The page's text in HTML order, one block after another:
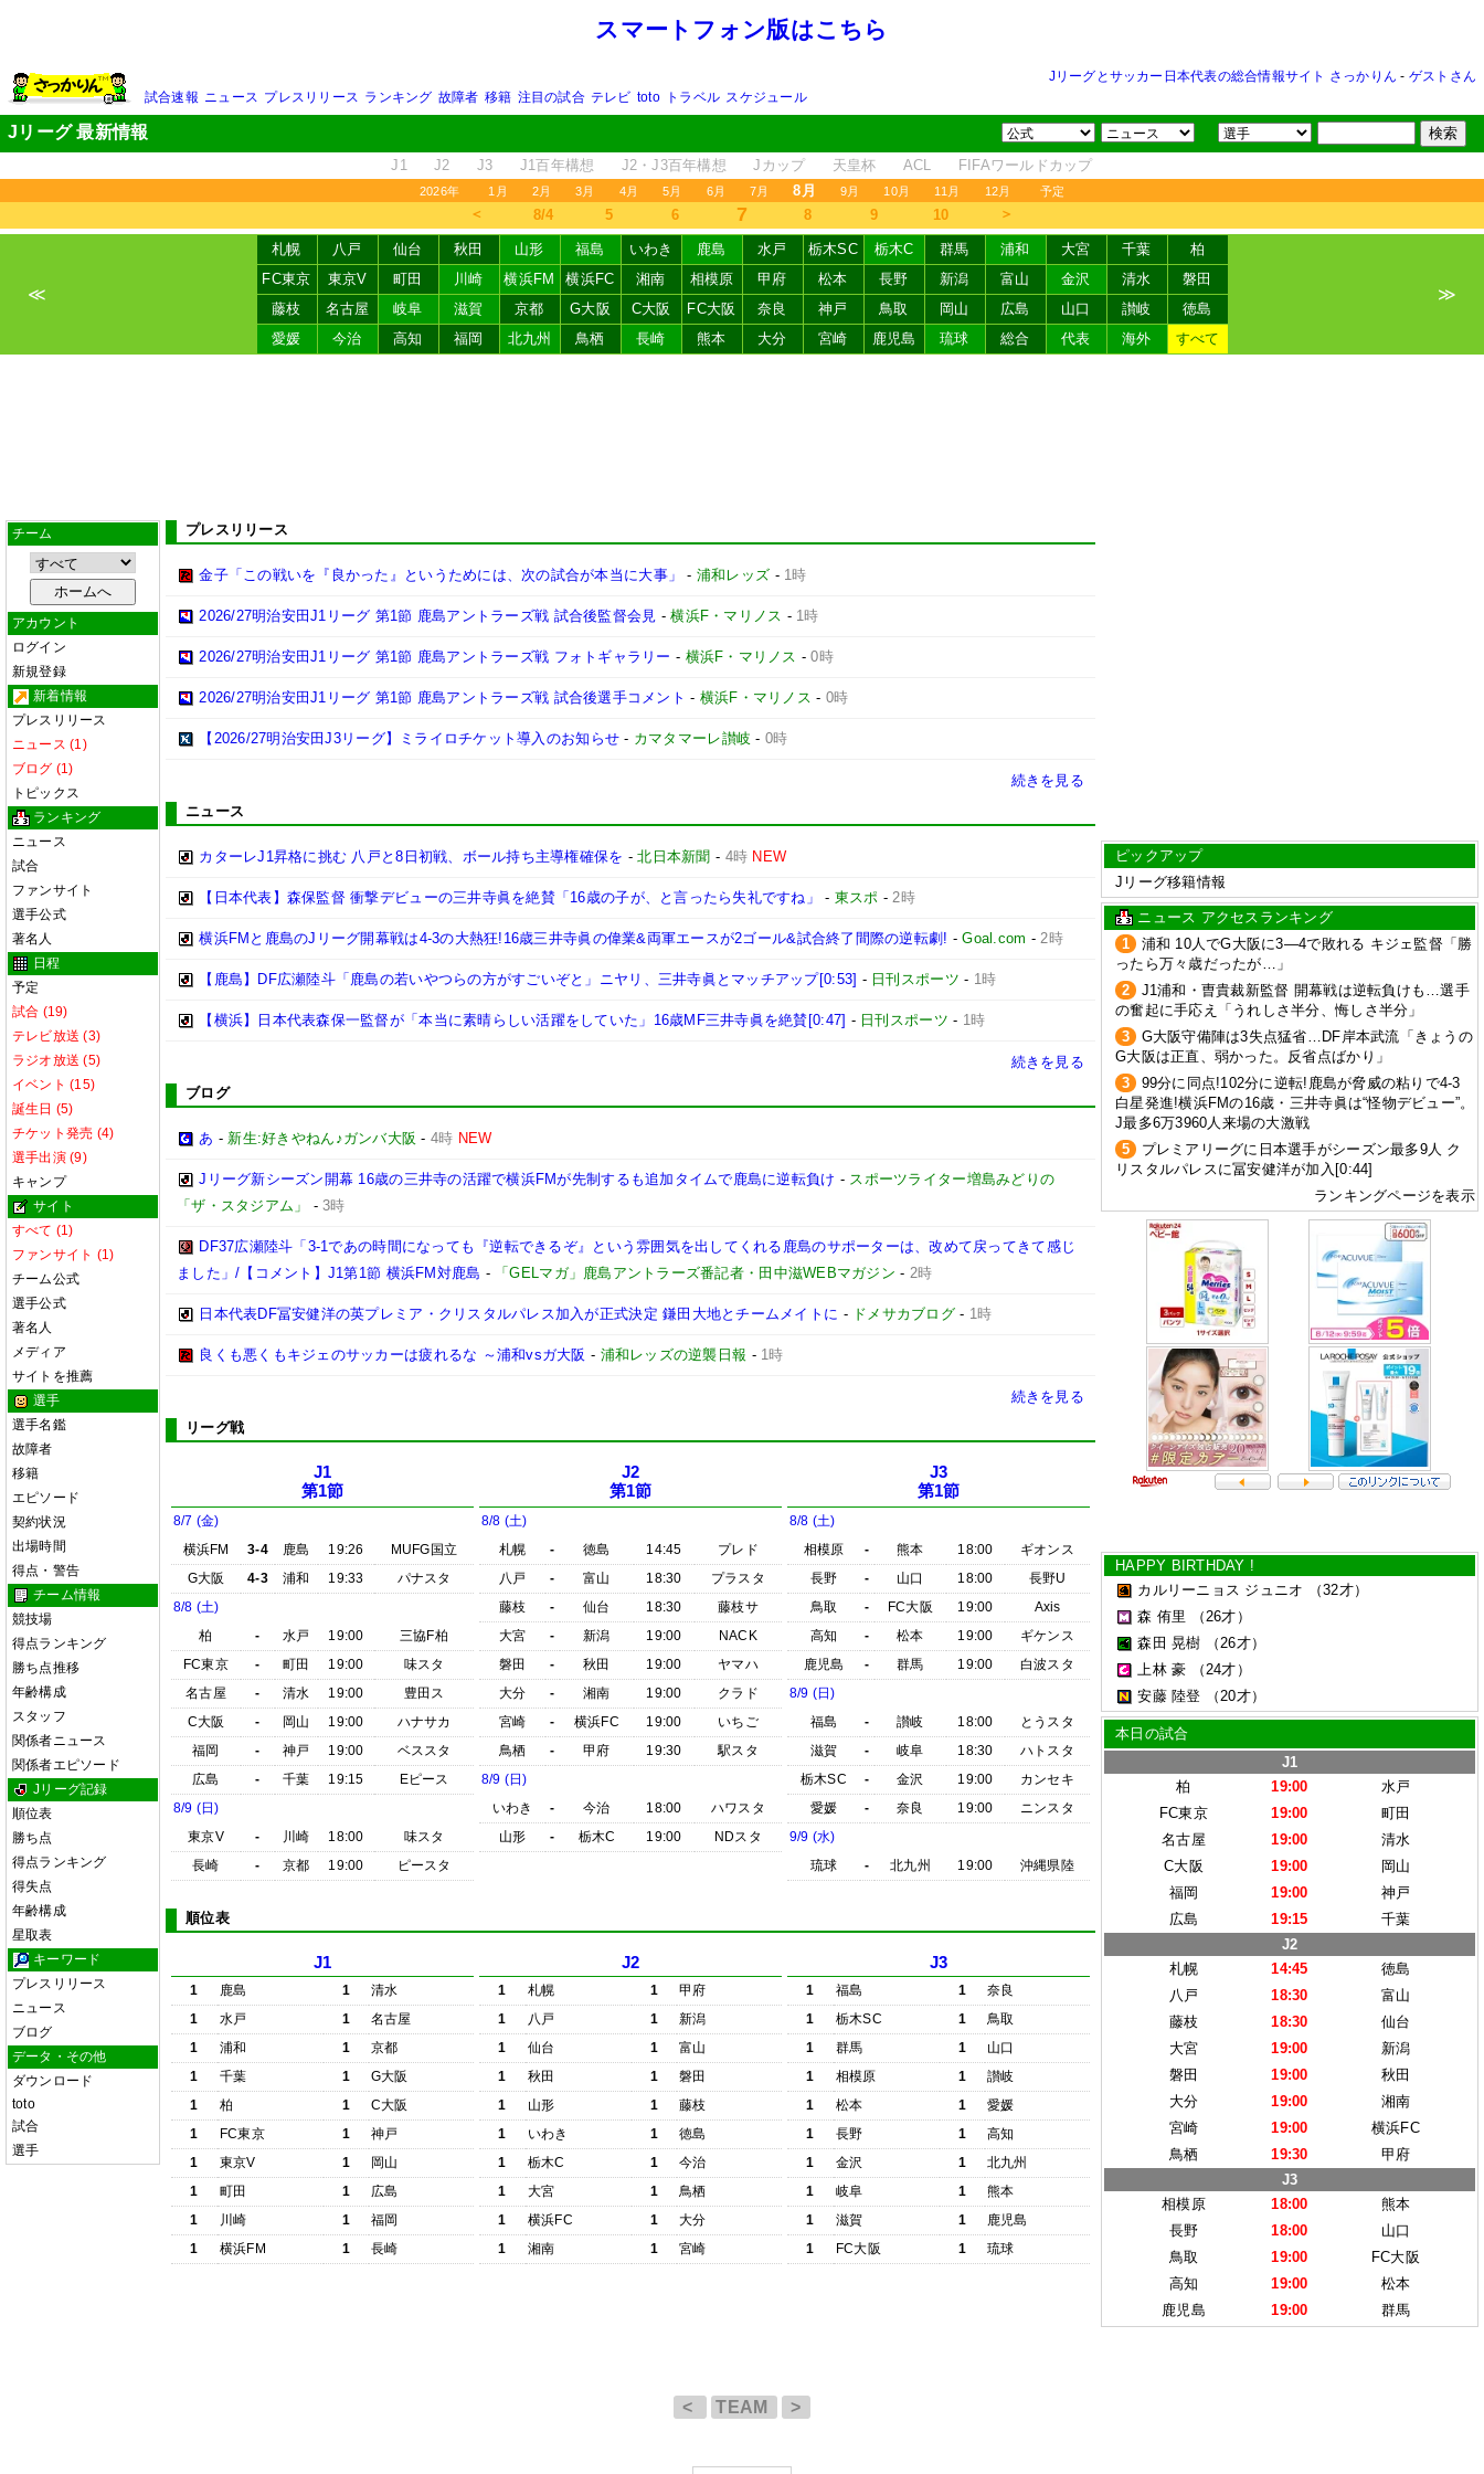
スマートフォン版はこちら
Jリーグとサッカー日本代表の総合情報サイト さっかりん - ゲストさん
試合速報 ニュース プレスリリース ランキング 故障者 移籍 注目の試合 テレビ toto トラベル スケジュール
Jリーグ 最新情報
J1 J2 J3 J1百年構想 J2・J3百年構想 Jカップ 天皇杯 ACL FIFAワールドカップ
2026年 1月 2月 3月 4月 5月 6月 7月 8月 9月 10月 11月 12月 予定
＜ 8/4 5 6 7 8 9 10 ＞
≪
札幌 八戸 仙台 秋田 山形 福島 いわき 鹿島 水戸 栃木SC 栃木C 群馬 浦和 大宮 千葉
柏
FC東京
東京V 町田 川崎 横浜FM 横浜FC 湘南 相模原 甲府 松本 長野 新潟 富山 金沢 清水
磐田
藤枝
名古屋 岐阜 滋賀 京都 G大阪 C大阪 FC大阪 奈良 神戸 鳥取 岡山 広島 山口 讃岐
徳島
愛媛
今治 高知 福岡 北九州 鳥栖 長崎 熊本 大分 宮崎 鹿児島 琉球 総合 代表 海外 すべて
≫
チーム
アカウント
ログイン
新規登録
新着情報
プレスリリース
ニュース (1)
ブログ (1)
トピックス
ランキング
ニュース
試合
ファンサイト
選手公式
著名人
日程
予定
試合 (19)
テレビ放送 (3)
ラジオ放送 (5)
イベント (15)
誕生日 (5)
チケット発売 (4)
選手出演 (9)
キャンプ
サイト
すべて (1)
ファンサイト (1)
チーム公式
選手公式
著名人
メディア
サイトを推薦
選手
選手名鑑
故障者
移籍
エピソード
契約状況
出場時間
得点・警告
チーム情報
競技場
得点ランキング
勝ち点推移
年齢構成
スタッフ
関係者ニュース
関係者エピソード
Jリーグ記録
順位表
勝ち点
得点ランキング
得失点
年齢構成
星取表
キーワード
プレスリリース
ニュース
ブログ
データ・その他
ダウンロード
toto
試合
選手
プレスリリース
金子「この戦いを『良かった』というためには、次の試合が本当に大事」 - 浦和レッズ - 1時
2026/27明治安田J1リーグ 第1節 鹿島アントラーズ戦 試合後監督会見 -横浜F・マリノス - 1時
2026/27明治安田J1リーグ 第1節 鹿島アントラーズ戦 フォトギャラリー - 横浜F・マリノス -0時
2026/27明治安田J1リーグ 第1節 鹿島アントラーズ戦 試合後選手コメント - 横浜F・マリノス - 0時
【2026/27明治安田J3リーグ】ミライロチケット導入のお知らせ - カマタマーレ讃岐 - 0時
続きを見る
ニュース
カターレJ1昇格に挑む 八戸と8日初戦、ボール持ち主導権確保を -北日本新聞 - 4時 NEW
【日本代表】森保監督 衝撃デビューの三井寺眞を絶賛「16歳の子が、と言ったら失礼ですね」 - 東スポ -2時
横浜FMと鹿島のJリーグ開幕戦は4-3の大熱狂!16歳三井寺眞の偉業&両軍エースが2ゴール&試合終了間際の逆転劇! -Goal.com -2時
【鹿島】DF広瀬陸斗「鹿島の若いやつらの方がすごいぞと」ニヤリ、三井寺眞とマッチアップ[0:53] - 日刊スポーツ - 1時
【横浜】日本代表森保一監督が「本当に素晴らしい活躍をしていた」16歳MF三井寺眞を絶賛[0:47] - 日刊スポーツ - 1時
続きを見る
ブログ
あ - 新生:好きやねん♪ガンバ大阪 - 4時 NEW
Jリーグ新シーズン開幕 16歳の三井寺の活躍で横浜FMが先制するも追加タイムで鹿島に逆転負け - スポーツライター増島みどりの
「ザ・スタジアム」
-3時
DF37広瀬陸斗「3-1であの時間になっても『逆転できるぞ』という雰囲気を出してくれる鹿島のサポーターは、改めて戻ってきて感じ
ました」/【コメント】J1第1節 横浜FM対鹿島 - 「GELマガ」鹿島アントラーズ番記者・田中滋WEBマガジン - 2時
日本代表DF冨安健洋の英プレミア・クリスタルパレス加入が正式決定 鎌田大地とチームメイトに - ドメサカブログ- 1時
良くも悪くもキジェのサッカーは疲れるな ～浦和vsガ大阪 - 浦和レッズの逆襲日報 - 1時
続きを見る
リーグ戦
J1
第1節
8/7 (金)
横浜FM
3-4 鹿島 19:26
MUFG国立
G大阪
4-3 浦和 19:33
パナスタ
8/8 (土)
柏
- 水戸 19:00
三協F柏
FC東京
- 町田 19:00
味スタ
名古屋
- 清水 19:00
豊田ス
C大阪
- 岡山 19:00
ハナサカ
福岡
- 神戸 19:00
ベススタ
広島
- 千葉 19:15
Eピース
8/9 (日)
東京V
- 川崎 18:00
味スタ
長崎
- 京都 19:00 ピースタ
J2
第1節
8/8 (土)
札幌
- 徳島 14:45
プレド
八戸
- 富山 18:30
プラスタ
藤枝
- 仙台 18:30
藤枝サ
大宮
- 新潟 19:00
NACK
磐田
- 秋田 19:00
ヤマハ
大分
- 湘南 19:00
クラド
宮崎
- 横浜FC 19:00
いちご
鳥栖
- 甲府 19:30
駅スタ
8/9 (日)
いわき
- 今治 18:00
ハワスタ
山形
- 栃木C 19:00 NDスタ
J3
第1節
8/8 (土)
相模原
- 熊本 18:00
ギオンス
長野
- 山口 18:00
長野U
鳥取
- FC大阪 19:00
Axis
高知
- 松本 19:00
ギケンス
鹿児島
- 群馬 19:00
白波スタ
8/9 (日)
福島
- 讃岐 18:00
とうスタ
滋賀
- 岐阜 18:30
ハトスタ
栃木SC
- 金沢 19:00
カンセキ
愛媛
- 奈良 19:00
ニンスタ
9/9 (水)
琉球
- 北九州 19:00 沖縄県陸
順位表
J1
1 鹿島 1
清水
1
水戸 1
名古屋
1
浦和 1
京都
1
千葉 1
G大阪
1
柏 1
C大阪
1
FC東京 1
神戸
1
東京V 1
岡山
1
町田 1
広島
1
川崎 1
福岡
1
横浜FM 1 長崎
J2
1 札幌 1
甲府
1
八戸 1
新潟
1
仙台 1
富山
1
秋田 1
磐田
1
山形 1
藤枝
1
いわき 1
徳島
1
栃木C 1
今治
1
大宮 1
鳥栖
1
横浜FC 1
大分
1
湘南 1 宮崎
J3
1 福島 1
奈良
1
栃木SC 1
鳥取
1
群馬 1
山口
1
相模原 1
讃岐
1
松本 1
愛媛
1
長野 1
高知
1
金沢 1
北九州
1
岐阜 1
熊本
1
滋賀 1
鹿児島
1
FC大阪 1 琉球
ピックアップ
Jリーグ移籍情報
ニュース アクセスランキング
1
浦和 10人でG大阪に3―4で敗れる キジェ監督「勝
ったら万々歳だったが…」
2
J1浦和・曺貴裁新監督 開幕戦は逆転負けも…選手
の奮起に手応え「うれしさ半分、悔しさ半分」
3
G大阪守備陣は3失点猛省…DF岸本武流「きょうの
G大阪は正直、弱かった。反省点ばかり」
3
99分に同点!102分に逆転!鹿島が脅威の粘りで4-3
白星発進!横浜FMの16歳・三井寺眞は“怪物デビュー”。
J最多6万3960人来場の大激戦
5
プレミアリーグに日本選手がシーズン最多9人 ク
リスタルパレスに冨安健洋が加入[0:44]
ランキングページを表示
HAPPY BIRTHDAY !
カルリーニョス ジュニオ
（32才）
森 侑里
（26才）
森田 晃樹
（26才）
上林 豪
（24才）
安藤 陸登
（20才）
本日の試合
J1
柏
19:00
水戸
FC東京
19:00
町田
名古屋
19:00
清水
C大阪
19:00
岡山
福岡
19:00
神戸
広島
19:15
千葉
J2
札幌
14:45
徳島
八戸
18:30
富山
藤枝
18:30
仙台
大宮
19:00
新潟
磐田
19:00
秋田
大分
19:00
湘南
宮崎
19:00
横浜FC
鳥栖
19:30
甲府
J3
相模原
18:00
熊本
長野
18:00
山口
鳥取
19:00
FC大阪
高知
19:00
松本
鹿児島
19:00 群馬
< TEAM >